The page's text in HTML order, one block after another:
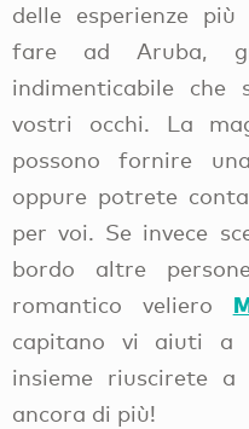
delle esperienze
fare ad Aruba,
indimenticabile che
vostri occhi. La
possono fornire
oppure potrete
per voi. Se invece
bordo altre
romantico veliero
capitano vi aiuti a
insieme riuscirete
ancora di più!